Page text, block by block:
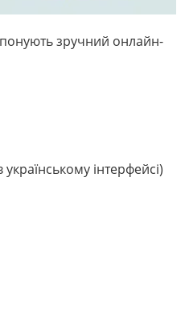
зручний онлайн-
інтерфейсі)